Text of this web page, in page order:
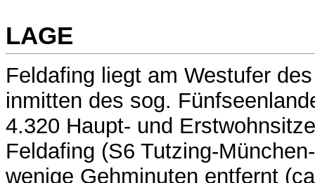
LAGE
Feldafing liegt am Westufer
inmitten des sog.
4.320 Haupt- und
Feldafing (S6 Tutzing-
wenige Gehminuten entfernt